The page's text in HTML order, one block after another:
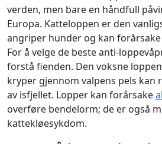
verden, men bare en håndfull
Europa. Katteloppen er den
angriper hunder og kan
For å velge de beste anti-
forstå fienden. Den voksne
kryper gjennom valpens pels kan
av isfjellet. Lopper kan forårsake
overføre bendelorm; de er også
kattekløesykdom.